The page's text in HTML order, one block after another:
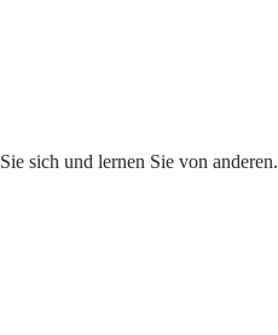
sich und lernen Sie von anderen.